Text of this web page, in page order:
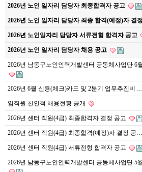
2026년 노인 일자리 담당자 최종합격자 공고
2026년 노인 일자리 담당자 최종 합격(예정)자 결
2026년 노인일자리 담당자 서류전형 합격자 공고
2026년 노인 일자리 담당자 채용 공고
2026년 남동구노인인력개발센터 공동체사업단 6
2026년 6월 신용(체크)카드 및 2분기 업무추진비 …
임직원 친인척 채용현황 공개
2026년 센터 직원(4급) 최종합격자 결정 공고
2026년 센터 직원(4급) 최종합격(예정)자 결정 공…
2026년 센터 직원(4급) 서류전형 합격자 공고
2026년 남동구노인인력개발센터 공동체사업단 5